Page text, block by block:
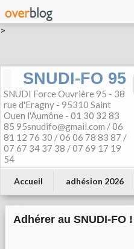
>
SNUDI-FO 95
SNUDI Force Ouvrière 95 - 38
rue d'Eragny - 95310 Saint
Ouen l'Aumône - 01 30 32 83
85 95snudifo@gmail.com / 06
81 12 76 30 / 06 06 78 83 87 /
07 67 34 37 38 / 07 69 17 19
54
Accueil adhésion 2026
Adhérer au SNUDI-FO !